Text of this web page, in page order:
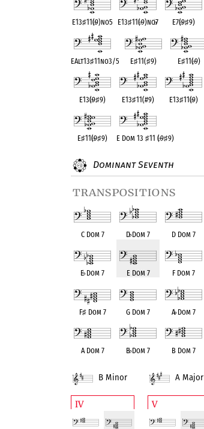
E13♯11(♭9)no5 E13♯11(♭9)no♭7 E7(♭9♯9)
EAlt13♯11no3/5 E♯11(♯9) E♯11(♭9)
E13(♭9♯9) E13♯11(#9) E13♯11(♭9)
E♯11(♭9♯9) E Dom 13♯11 (♭9♯9)
Dominant Seventh
transpositions
C Dom 7 D♭Dom 7 D Dom 7
E♭Dom 7 E Dom 7 F Dom 7
F♯Dom 7 G Dom 7 A♭Dom 7
A Dom 7 B♭Dom 7 B Dom 7
B Minor
IV
A Major
V